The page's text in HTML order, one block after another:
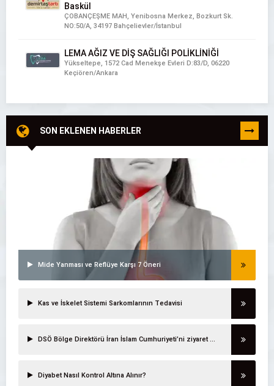
Baskül
ÇOBANÇEŞME MAH, Yenibosna Merkez, Bozkurt Sk.
NO:50/A, 34197 Bahçelievler/İstanbul
LEMA AĞIZ VE DİŞ SAĞLIĞI POLİKLİNİĞİ
Yükseltepe, 1572 Cad Menekşe Evleri D:83/D, 06220
Keçiören/Ankara
SON EKLENEN HABERLER TÜMÜNÜ
GÖR
Mide Yanması ve Reflüye Karşı 7 Öneri
Kas ve İskelet Sistemi Sarkomlarının Tedavisi
DSÖ Bölge Direktörü İran İslam Cumhuriyeti’ni ziyaret etti
Diyabet Nasıl Kontrol Altına Alınır?